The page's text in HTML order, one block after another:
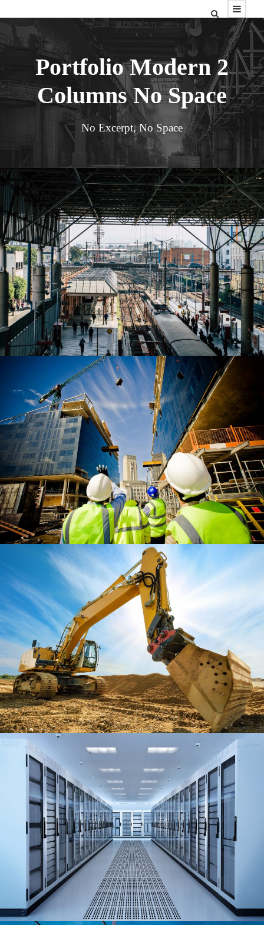
Portfolio Modern 2
Columns No Space
No Excerpt, No Space
MUCHEN RAILWAY STATION
Muchen / Railway
USA BANK BUILDING
Bank System
MINING PLANT SET UP
Plants
APPLE’S SERVER ROOM
Data / Server